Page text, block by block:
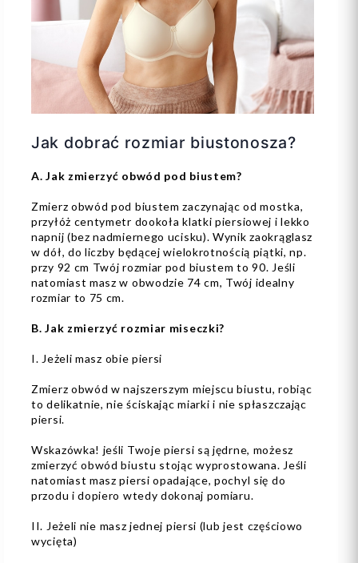
Jak dobrać rozmiar biustonosza?
A. Jak zmierzyć obwód pod biustem?
Zmierz obwód pod biustem zaczynając od mostka,
przyłóż centymetr dookoła klatki piersiowej i lekko
napnij (bez nadmiernego ucisku). Wynik zaokrąglasz
w dół, do liczby będącej wielokrotnością piątki, np.
przy 92 cm Twój rozmiar pod biustem to 90. Jeśli
natomiast masz w obwodzie 74 cm, Twój idealny
rozmiar to 75 cm.
B. Jak zmierzyć rozmiar miseczki?
I. Jeżeli masz obie piersi
Zmierz obwód w najszerszym miejscu biustu, robiąc
to delikatnie, nie ściskając miarki i nie spłaszczając
piersi.
Wskazówka! jeśli Twoje piersi są jędrne, możesz
zmierzyć obwód biustu stojąc wyprostowana. Jeśli
natomiast masz piersi opadające, pochyl się do
przodu i dopiero wtedy dokonaj pomiaru.
II. Jeżeli nie masz jednej piersi (lub jest częściowo
wycięta)